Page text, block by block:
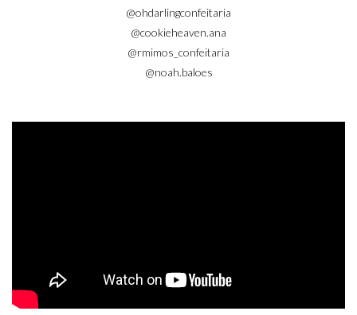
@ohdarlingconfeitaria
@cookieheaven.ana
@rmimos_confeitaria
@noah.baloes